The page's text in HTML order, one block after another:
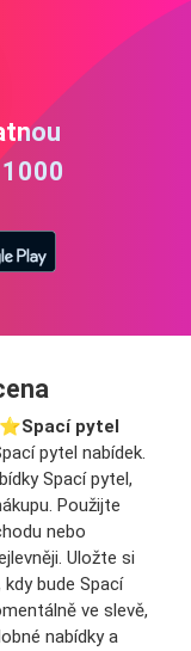
Spací pytel
pytel nabídek.
Spací pytel,
Použijte
nebo
Uložte si
bude Spací
ve slevě,
nabídky a